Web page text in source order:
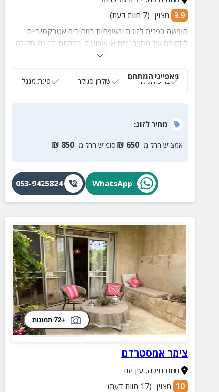
9.9 מצוין (
7 חוות דעת)
חופשה כפרית לזוגות ומשפחות במחירים אטרקטיביים
לתקופה של מספר ימים או שבועות. במתחם בריכה מקורה
ומחוממת, ג'קוזי ספא מפנק ונוף מרהיב, ארוחת בוקר
מאפייני המתחם
בריכה וג'קוזי שולחן סנוקר פינת מנגל
מחירלזוג:
אמצ”ש החל מ- 650
₪ סופ”ש החל מ- 850
₪
WhatsApp
053-9425824
+72 תמונות
צימר אמסטרדם
מחוז חיפה,עין הוד
10 מצוין (
17 חוות דעת)